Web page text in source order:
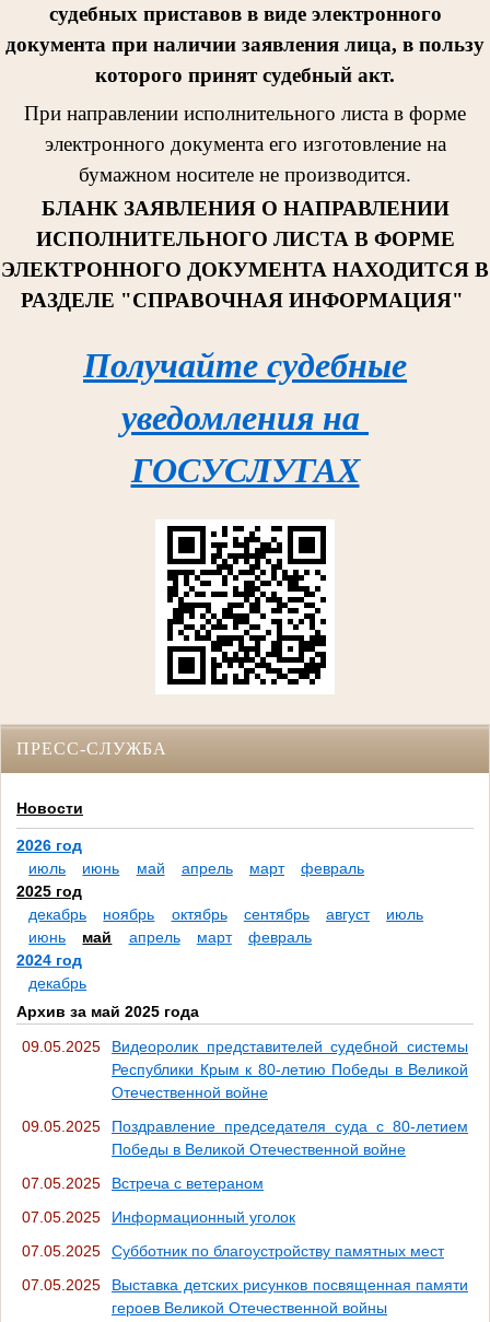
судебных приставов в виде электронного
документа при наличии заявления лица, в пользу
которого принят судебный акт.
При направлении исполнительного листа в форме
электронного документа его изготовление на
бумажном носителе не производится.
БЛАНК ЗАЯВЛЕНИЯ О НАПРАВЛЕНИИ
ИСПОЛНИТЕЛЬНОГО ЛИСТА В ФОРМЕ
ЭЛЕКТРОННОГО ДОКУМЕНТА НАХОДИТСЯ В
РАЗДЕЛЕ "СПРАВОЧНАЯ ИНФОРМАЦИЯ"
Получайте судебные
уведомления на
ГОСУСЛУГАХ
ПРЕСС-СЛУЖБА
Новости
2026 год
июль
июнь май апрель март
февраль
2025 год
декабрь
ноябрь октябрь сентябрь август
июль
июнь
май апрель март
февраль
2024 год
декабрь
Архив за май 2025 года
09.05.2025
Видеоролик представителей судебной системы
Республики Крым к 80-летию Победы в Великой
Отечественной войне
09.05.2025
Поздравление председателя суда с 80-летием
Победы в Великой Отечественной войне
07.05.2025
Встреча с ветераном
07.05.2025
Информационный уголок
07.05.2025
Субботник по благоустройству памятных мест
07.05.2025
Выставка детских рисунков посвященная памяти
героев Великой Отечественной войны